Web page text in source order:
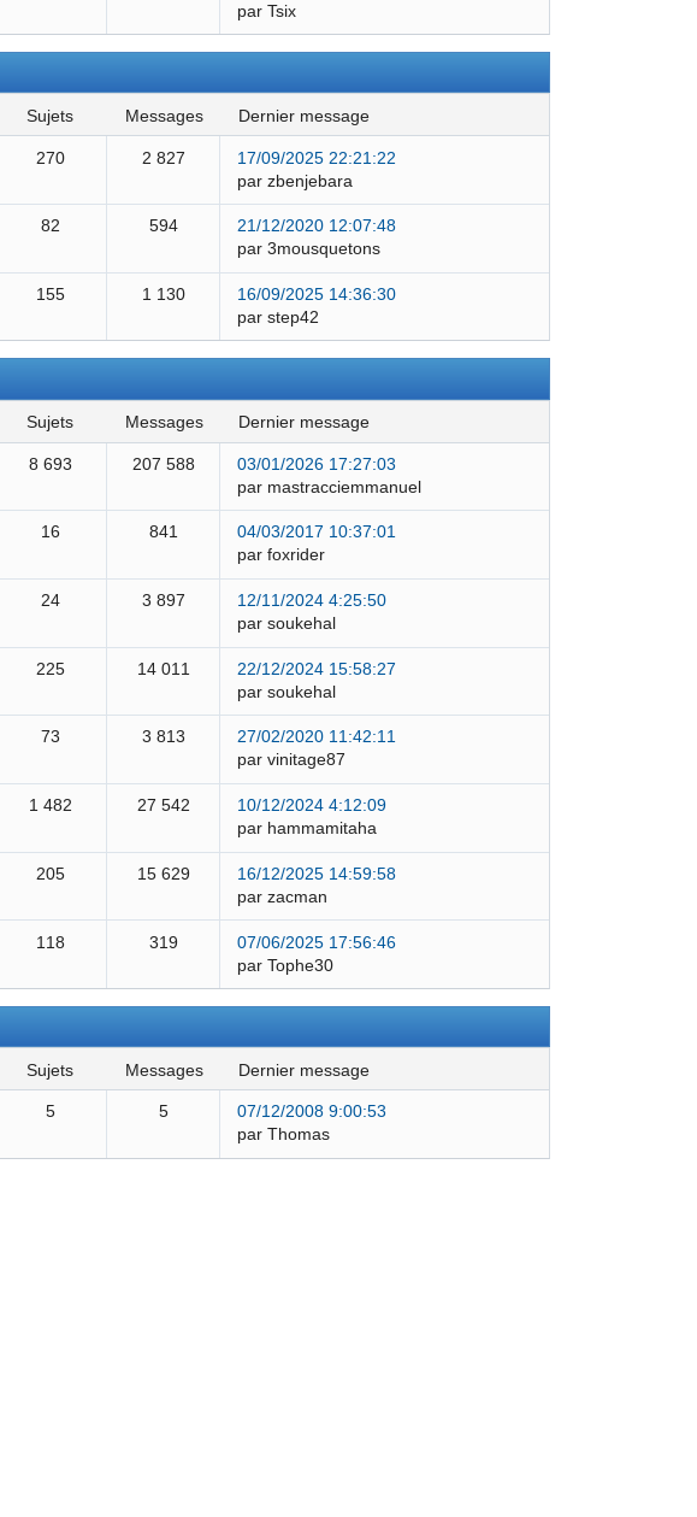
par Tsix
sujets messages dernier message
270 2 827
17/09/2025 22:21:22
par zbenjebara
82 594
21/12/2020 12:07:48
par 3mousquetons
155 1 130
16/09/2025 14:36:30
par step42
sujets messages dernier message
8 693 207 588
03/01/2026 17:27:03
par mastracciemmanuel
16 841
04/03/2017 10:37:01
par foxrider
24 3 897
12/11/2024 4:25:50
par soukehal
225 14 011
22/12/2024 15:58:27
par soukehal
73 3 813
27/02/2020 11:42:11
par vinitage87
1 482 27 542
10/12/2024 4:12:09
par hammamitaha
205 15 629
16/12/2025 14:59:58
par zacman
118 319
07/06/2025 17:56:46
par Tophe30
sujets messages dernier message
5 5
07/12/2008 9:00:53
par Thomas